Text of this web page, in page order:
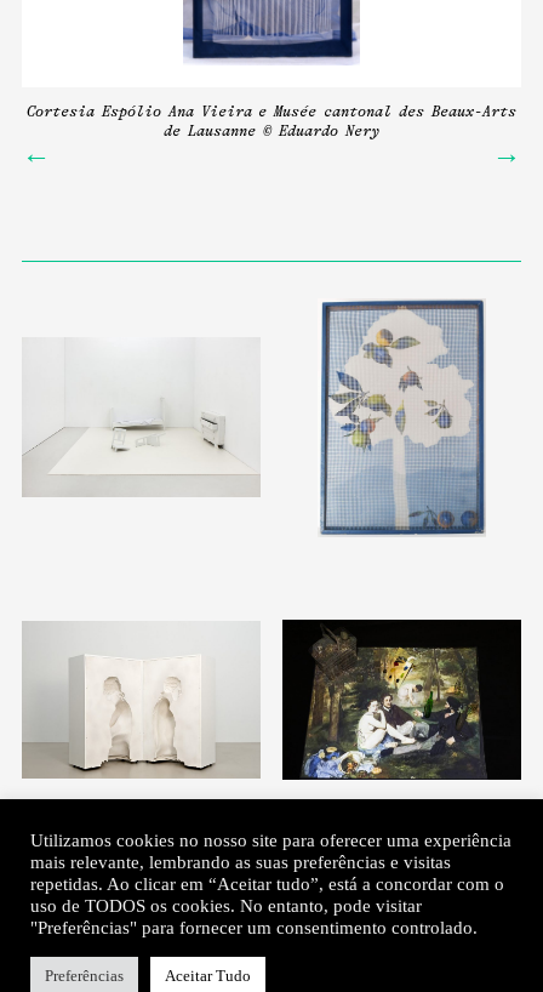
Cortesia Espólio Ana Vieira e Musée cantonal des Beaux-Arts
de Lausanne © Eduardo Nery
← →
Utilizamos cookies no nosso site para oferecer uma experiência
mais relevante, lembrando as suas preferências e visitas
repetidas. Ao clicar em “Aceitar tudo”, está a concordar com o
uso de TODOS os cookies. No entanto, pode visitar
"Preferências" para fornecer um consentimento controlado.
Preferências Aceitar Tudo